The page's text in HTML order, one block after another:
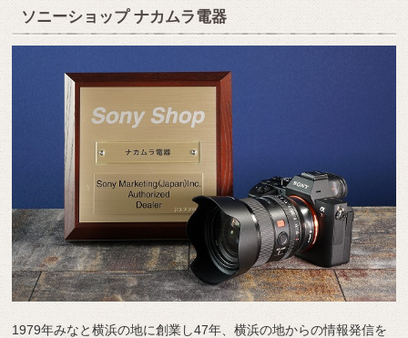
ソニーショップ ナカムラ電器
1979年みなと横浜の地に創業し47年、横浜の地からの情報発信を